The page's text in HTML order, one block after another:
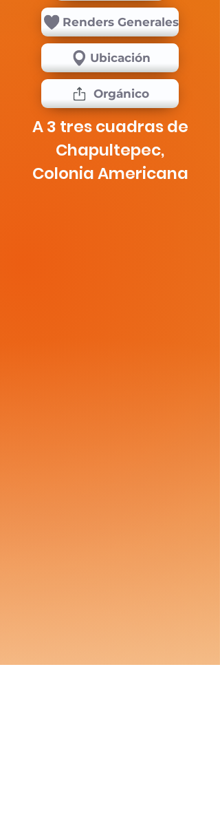
Renders Generales
Ubicación
Orgánico
A 3 tres cuadras de
Chapultepec,
Colonia Americana